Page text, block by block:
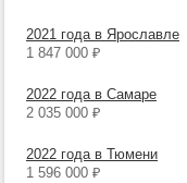
2021 года в Ярославле
1 847 000 ₽
2022 года в Самаре
2 035 000 ₽
2022 года в Тюмени
1 596 000 ₽